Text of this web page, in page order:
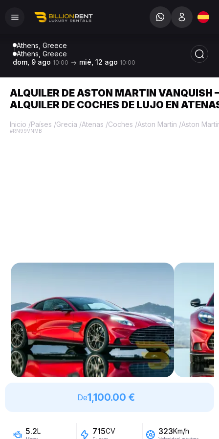
Athens, Greece
Athens, Greece
dom, 9 ago 10:00 mié, 12 ago 10:00
ALQUILER DE ASTON MARTIN VANQUISH –
ALQUILER DE COCHES DE LUJO EN
Inicio /Países /Grecia /Atenas /Coches /Aston Martin /Aston
#RN99VNMB
De1,100.00 €
5.2L 715CV 323Km/h